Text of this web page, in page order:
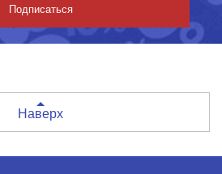
Подписаться
Наверх